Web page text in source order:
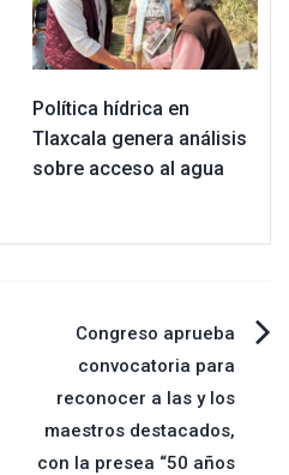
Política hídrica en
Tlaxcala genera análisis
sobre acceso al agua
Congreso aprueba
convocatoria para
reconocer a las y los
maestros destacados,
con la presea “50 años